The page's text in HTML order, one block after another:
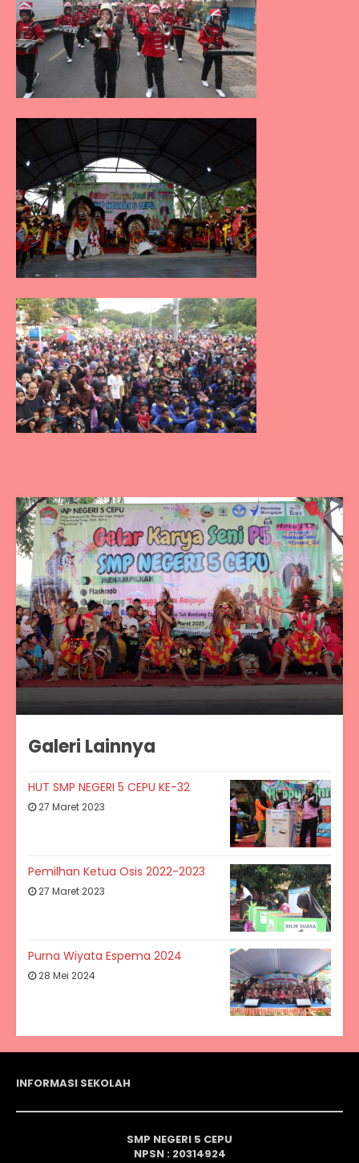
Galeri Lainnya
HUT SMP NEGERI 5 CEPU KE-32
27 Maret 2023
Pemilhan Ketua Osis 2022-2023
27 Maret 2023
Purna Wiyata Espema 2024
28 Mei 2024
INFORMASI SEKOLAH
SMP NEGERI 5 CEPU
NPSN : 20314924